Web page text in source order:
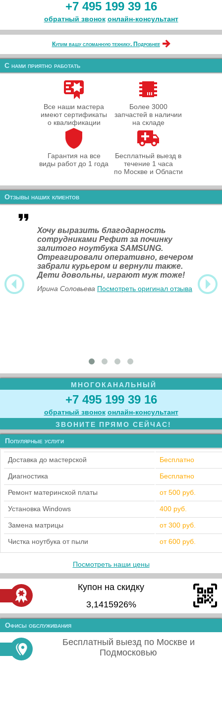
+7 495 199 39 16
обратный звонок онлайн‑консультант
Купим вашу сломанную технику. Подробнее
С нами приятно работать
Все наши мастера
имеют сертификаты
о квалификации
Более 3000
запчастей в наличии
на складе
Гарантия на все
виды работ до 1 года
Бесплатный выезд в
течение 1 часа
по Москве и Области
Отзывы наших клиентов
Хочу выразить благодарность
сотрудниками Рефит за починку
залитого ноутбука SAMSUNG.
Отреагировали оперативно, вечером
забрали курьером и вернули также.
Дети довольны, играют муж тоже!
Ирина Соловьева Посмотреть оригинал отзыва
МНОГОКАНАЛЬНЫЙ
+7 495 199 39 16
обратный звонок онлайн‑консультант
ЗВОНИТЕ ПРЯМО СЕЙЧАС!
Популярные услуги
Доставка до мастерской Бесплатно
Диагностика Бесплатно
Ремонт материнской платы от 500 руб.
Установка Windows 400 руб.
Замена матрицы от 300 руб.
Чистка ноутбука от пыли от 600 руб.
Посмотреть наши цены
Купон на скидку
3,1415926%
Офисы обслуживания
Бесплатный выезд по Москве и
Подмосковью